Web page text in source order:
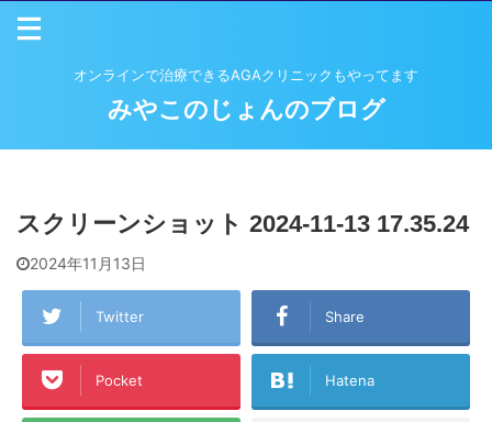
オンラインで治療できるAGAクリニックもやってます
みやこのじょんのブログ
スクリーンショット 2024-11-13 17.35.24
2024年11月13日
Twitter Share
Pocket Hatena